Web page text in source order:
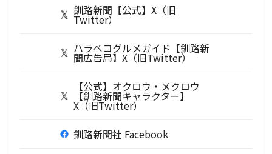
釧路新聞【公式】X（旧
Twitter）
ハラペコグルメガイド【釧路新
聞広告局】X（旧Twitter）
【公式】オクロウ・メクロウ
【釧路新聞キャラクター】
X（旧Twitter）
釧路新聞社 Facebook